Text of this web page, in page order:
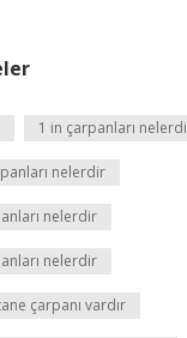
1 in çarpanları
nelerdir
nelerdir
nelerdir
çarpanı vardır